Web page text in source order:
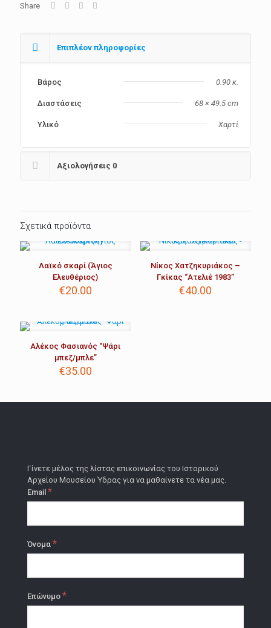
Share
Επιπλέον πληροφορίες
Βάρος 0.90 κ.
Διαστάσεις 68 × 49.5 cm
Υλικό Χαρτί
Αξιολογήσεις 0
Σχετικά προϊόντα
Λαϊκό σκαρί (Άγιος
Ελευθέριος)
€20.00
Νίκος Χατζηκυριάκος –
Γκίκας “Ατελιέ 1983”
€40.00
Αλέκος Φασιανός “Ψάρι
μπεζ/μπλε”
€35.00
Γίνετε μέλος της λίστας επικοινωνίας του Ιστορικού
Αρχείου Μουσείου Ύδρας για να μαθαίνετε τα νέα μας.
Email *
Όνομα *
Επώνυμο *